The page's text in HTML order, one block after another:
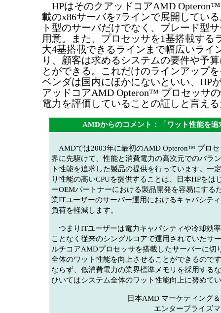
HPはそのクアッドコアAMD
載のx86サーバを7ラインで展開してい
ト型のサーバだけでなく、ブレード型
用意。また、プロセッサを1基搭載する
大4基搭載できるラインまで幅広いライ
り、顧客は求めるシステムの要件や予
とができる。これだけのラインアップ
ベンダは国内にほかにないといい、HP
アッドコアAMD Opteron™ プロセッサ
電力を評価していることの証しと言え
AMDからのコメント：「ワット性能を追
AMDでは2003年に最初のAMD Opteron™ プロセ
界に先駆けて、性能と消費電力の高次元でのバラ
ト性能を追求した製品の提供を行っています。一
り性能の高いCPUを提供することは、日本HPをは
ーOEMパートナーにおける製品開発を容易にする
業ITユーザーのサーバー運用におけるキャパシテ
負荷を軽減します。
つまりITユーザーは電力キャパシティや冷却効
ことなく従来のシングルコアで運用されていたサ
ルチコアAMDプロセッサを搭載したサーバーに切
全体のワット性能を向上させることができるので
ならず、低消費電力の業界標準メモリを採用する
ひいてはシステム全体のワット性能向上に努めて
日本AMD マーケティング
エンタープライズ